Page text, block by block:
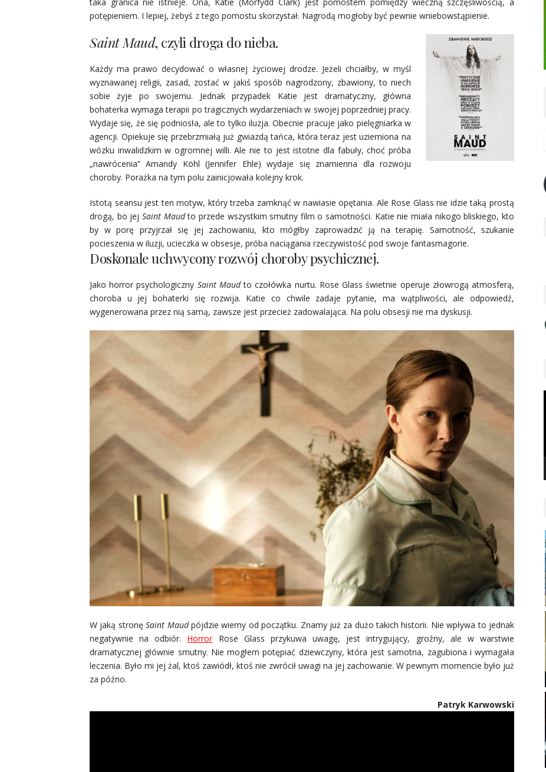
potępieniem. I lepiej, żebyś z tego pomostu skorzystał. Nagrodą mogłoby być pewnie wniebowstąpienie.
Saint Maud, czyli droga do nieba.
Każdy ma prawo decydować o własnej życiowej drodze. Jeżeli chciałby, w myśl
wyznawanej religii, zasad, zostać w jakiś sposób nagrodzony, zbawiony, to niech
sobie żyje po swojemu. Jednak przypadek Katie jest dramatyczny, główna
bohaterka wymaga terapii po tragicznych wydarzeniach w swojej poprzedniej pracy.
Wydaje się, że się podniosła, ale to tylko iluzja. Obecnie pracuje jako pielęgniarka w
agencji. Opiekuje się przebrzmiałą już gwiazdą tańca, która teraz jest uziemiona na
wózku inwalidzkim w ogromnej willi. Ale nie to jest istotne dla fabuły, choć próba
„nawrócenia” Amandy Köhl (Jennifer Ehle) wydaje się znamienna dla rozwoju
choroby. Porażka na tym polu zainicjowała kolejny krok.
Istotą seansu jest ten motyw, który trzeba zamknąć w nawiasie opętania. Ale Rose Glass nie idzie taką prostą
drogą, bo jej Saint Maudto przede wszystkim smutny film o samotności. Katie nie miała nikogo bliskiego, kto
by w porę przyjrzał się jej zachowaniu, kto mógłby zaprowadzić ją na terapię. Samotność, szukanie
pocieszenia w iluzji, ucieczka w obsesje, próba naciągania rzeczywistość pod swoje fantasmagorie.
Doskonale uchwycony rozwój choroby psychicznej.
Jako horror psychologiczny Saint Maudto czołówka nurtu. Rose Glass świetnie operuje złowrogą atmosferą,
choroba u jej bohaterki się rozwija. Katie co chwile zadaje pytanie, ma wątpliwości, ale odpowiedź,
wygenerowana przez nią samą, zawsze jest przecież zadowalająca. Na polu obsesji nie ma dyskusji.
W jaką stronęSaint Maudpójdzie wiemy od początku. Znamy już za dużo takich historii. Nie wpływa to jednak
negatywnie na odbiór. HorrorRose Glass przykuwa uwagę, jest intrygujący, groźny, ale w warstwie
dramatycznej głównie smutny. Nie mogłem potępiać dziewczyny, która jest samotna, zagubiona i wymagała
leczenia. Było mi jej żal, ktoś zawiódł, ktoś nie zwrócił uwagi na jej zachowanie. W pewnym momencie było już
za późno.
Patryk Karwowski